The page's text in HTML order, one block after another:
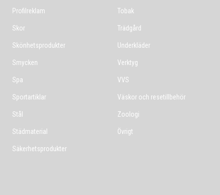
Profilreklam
Skor
Skönhetsprodukter
Smycken
Spa
Sportartiklar
Stål
Städmaterial
Säkerhetsprodukter
Tobak
Trädgård
Underkläder
Verktyg
VVS
Väskor och resetillbehör
Zoologi
Övrigt